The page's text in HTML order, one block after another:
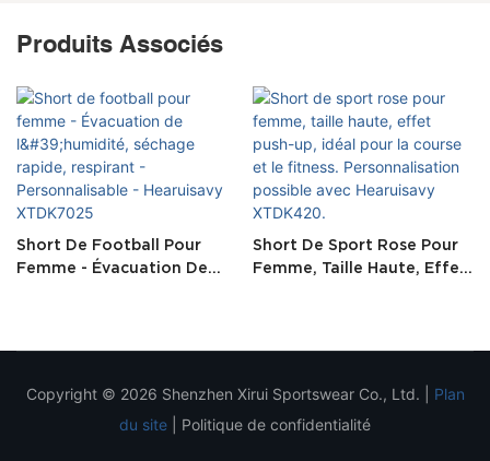
Produits Associés
Short De Football Pour
Femme - Évacuation De
Short De Sport Rose Pour
Femme, Taille Haute, Effet
Copyright © 2026 Shenzhen Xirui Sportswear Co., Ltd. |
Plan
du site
Politique de confidentialité